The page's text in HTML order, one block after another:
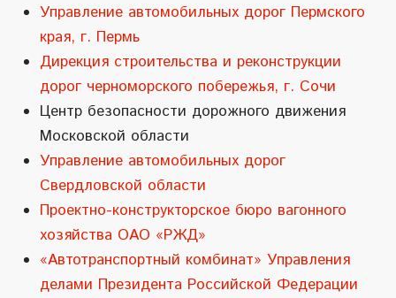
Управление автомобильных дорог Пермского
края, г. Пермь
Дирекция строительства и реконструкции
дорог черноморского побережья, г. Сочи
Центр безопасности дорожного движения
Московской области
Управление автомобильных дорог
Свердловской области
Проектно-конструкторское бюро вагонного
хозяйства ОАО «РЖД»
«Автотранспортный комбинат» Управления
делами Президента Российской Федерации